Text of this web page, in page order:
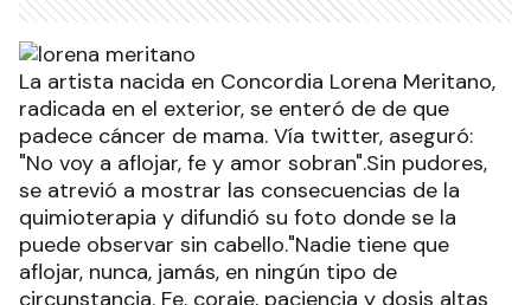
La artista nacida en Concordia Lorena Meritano,
radicada en el exterior, se enteró de de que
padece cáncer de mama. Vía twitter, aseguró:
"No voy a aflojar, fe y amor sobran".Sin pudores,
se atrevió a mostrar las consecuencias de la
quimioterapia y difundió su foto donde se la
puede observar sin cabello."Nadie tiene que
aflojar, nunca, jamás, en ningún tipo de
circunstancia. Fe, coraje, paciencia y dosis altas